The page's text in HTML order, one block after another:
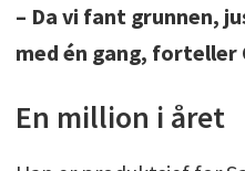
– Da vi fant grunnen,
med én gang, forteller
En million i året